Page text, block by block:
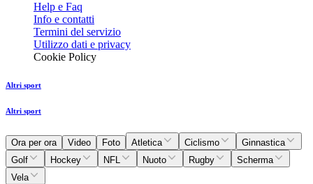
Help e Faq
Info e contatti
Termini del servizio
Utilizzo dati e privacy
Cookie Policy
Altri sport
Altri sport
Ora per ora Video Foto Atletica Ciclismo
Ginnastica
Golf
Hockey NFL Nuoto Rugby
Scherma
Vela